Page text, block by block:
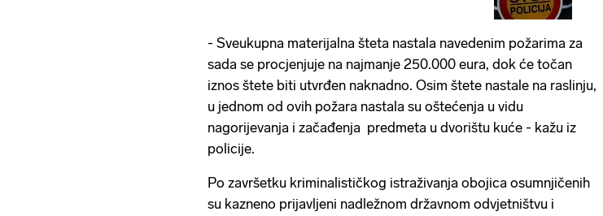
- Sveukupna materijalna šteta nastala navedenim požarima za
sada se procjenjuje na najmanje 250.000 eura, dok će točan
iznos štete biti utvrđen naknadno. Osim štete nastale na raslinju,
u jednom od ovih požara nastala su oštećenja u vidu
nagorijevanja i začađenja predmeta u dvorištu kuće - kažu iz
policije.
Po završetku kriminalističkog istraživanja obojica osumnjičenih
su kazneno prijavljeni nadležnom državnom odvjetništvu i